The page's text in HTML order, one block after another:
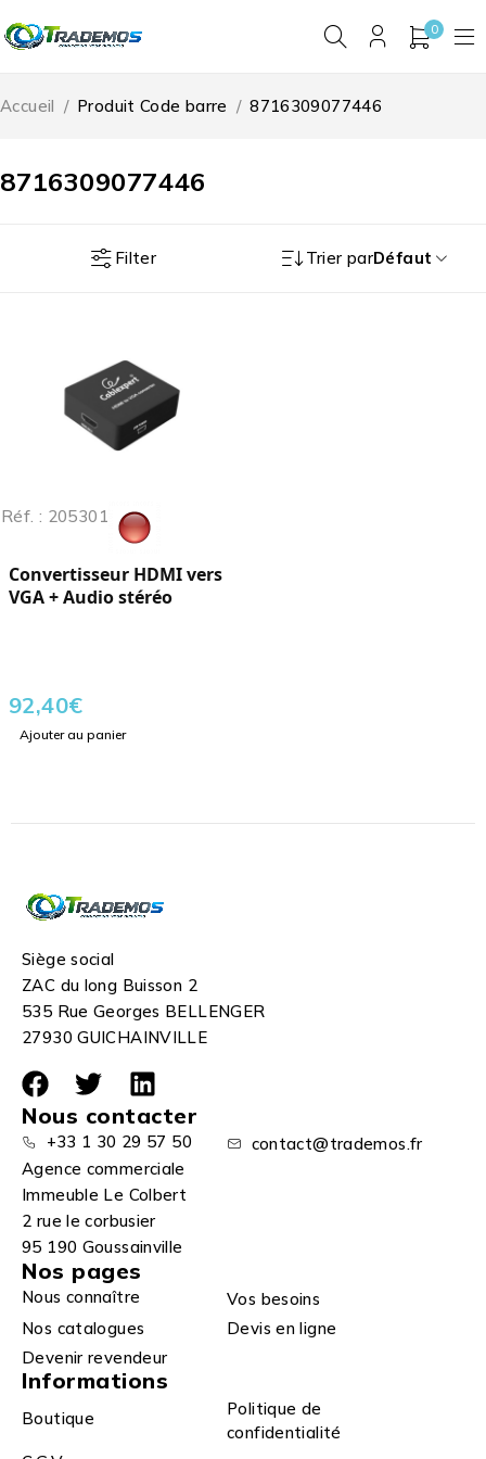
0
8716309077446
Accueil / Produit Code barre / 8716309077446
Filter Trier parDéfaut
Réf. : 205301
Convertisseur HDMI vers
VGA + Audio stéréo
92,40€
Ajouter au panier
Siège social
ZAC du long Buisson 2
535 Rue Georges BELLENGER
27930 GUICHAINVILLE
Nous contacter
+33 1 30 29 57 50
contact@trademos.fr
Agence commerciale
Immeuble Le Colbert
2 rue le corbusier
95 190 Goussainville
Nos pages
Nous connaître
Vos besoins
Nos catalogues
Devis en ligne
Devenir revendeur
Informations
Boutique
Politique de
confidentialité